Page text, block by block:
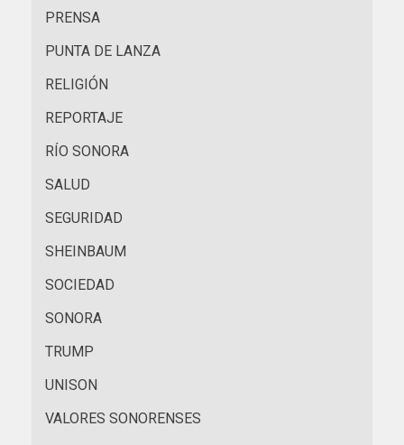
PRENSA
PUNTA DE LANZA
RELIGIÓN
REPORTAJE
RÍO SONORA
SALUD
SEGURIDAD
SHEINBAUM
SOCIEDAD
SONORA
TRUMP
UNISON
VALORES SONORENSES